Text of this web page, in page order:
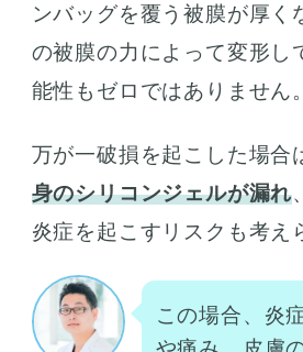
ンバッグを覆う被膜が厚く
の被膜の力によって変形し
能性もゼロではありません。
万が一破損を起こした場合
身のシリコンジェルが漏れ
炎症を起こすリスクも考え
この場合、炎